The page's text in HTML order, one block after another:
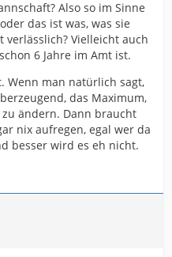
Also so im Sinne
das ist was, was sie
verlässlich? Vielleicht auch
6 Jahre im Amt ist.
Wenn man natürlich sagt,
das Maximum,
ändern. Dann braucht
nix aufregen, egal wer da
besser wird es eh nicht.